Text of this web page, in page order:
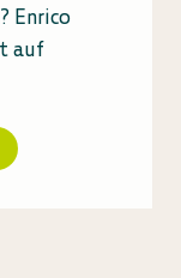
Enrico
auf